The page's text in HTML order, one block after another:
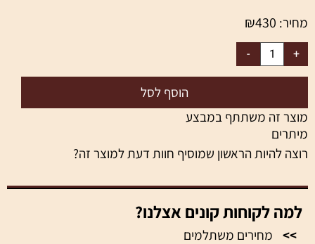
מחיר:
₪430
הוסף לסל
מוצר זה משתתף במבצע
מיתרים
רוצה להיות הראשון שמוסיף חוות דעת למוצר זה?
למה לקוחות קונים אצלנו?
>>
מחירים משתלמים